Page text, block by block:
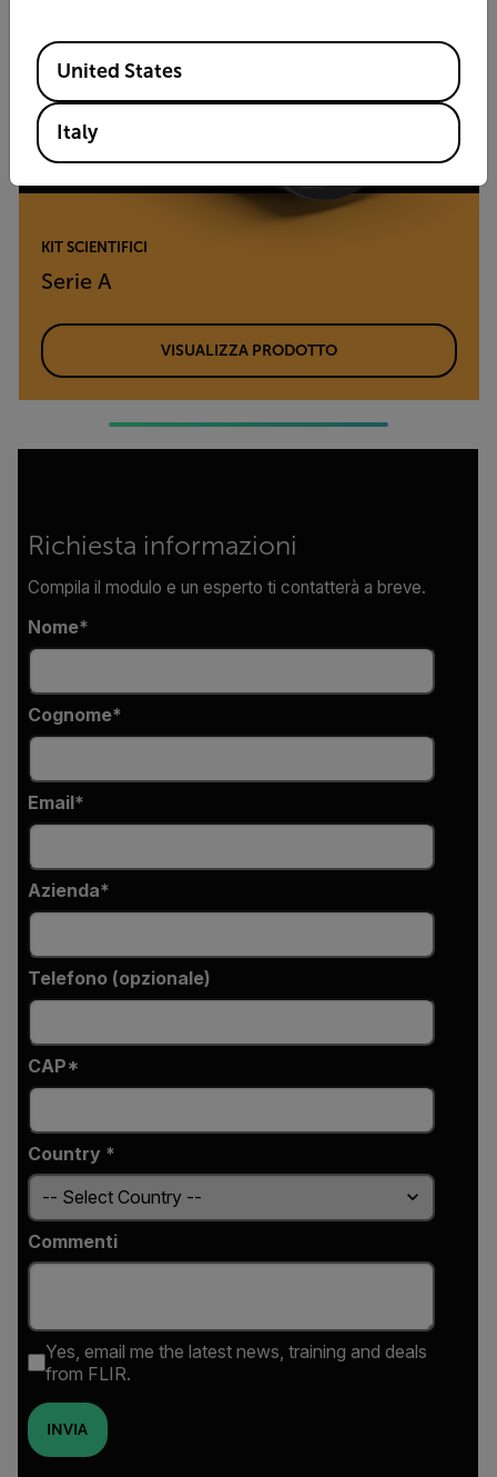
KIT SCIENTIFICI
Serie A
VISUALIZZA PRODOTTO
Richiesta informazioni
Compila il modulo e un esperto ti contatterà a breve.
Nome
Cognome
Email
Azienda
Telefono (opzionale)
CAP*
Country *
Commenti
Yes, email me the latest news, training and deals
from FLIR.
INVIA
Available Locations
United States
Italy